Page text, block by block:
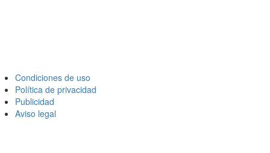
Condiciones de uso
Política de privacidad
Publicidad
Aviso legal